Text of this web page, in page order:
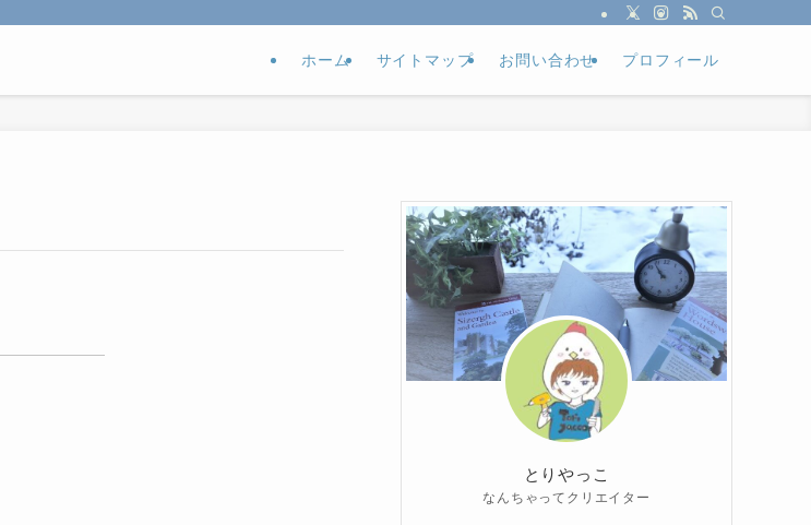
ホーム サイトマップ お問い合わせ プロフィール
とりやっこ
なんちゃってクリエイター